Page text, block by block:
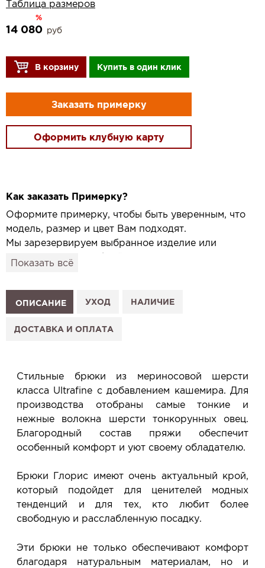
Таблица размеров
%
14 080 руб
В корзину Купить в один клик
Заказать примерку
Оформить клубную карту
Как заказать Примерку?
Оформите примерку, чтобы быть уверенным, что
модель, размер и цвет Вам подходят.
Мы зарезервируем выбранное изделие или
привезём его в удобный для вас салон и
1. Выберите изделие на сайте.
2. Нажмите «Заказать примерку» и выберите салон.
3. Заполните форму и отправьте заявку.
Услуга бесплатная и ни к чему не обязывает: Вы
примеряете в салоне и уже на месте решаете,
Планируйте визит в удобное для Вас время -
резерв действует 5 дней.
Показать всё
ОПИСАНИЕ УХОД НАЛИЧИЕ
ДОСТАВКА И ОПЛАТА
Стильные брюки из мериносовой шерсти
класса Ultrafine с добавлением кашемира. Для
производства отобраны самые тонкие и
нежные волокна шерсти тонкорунных овец.
Благородный состав пряжи обеспечит
особенный комфорт и уют своему обладателю.
Брюки Глорис имеют очень актуальный крой,
который подойдет для ценителей модных
тенденций и для тех, кто любит более
свободную и расслабленную посадку.
Эти брюки не только обеспечивают комфорт
благодаря натуральным материалам, но и